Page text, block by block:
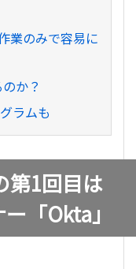
業のみで容易に
か？
ラムも
第1回目は
「Okta」